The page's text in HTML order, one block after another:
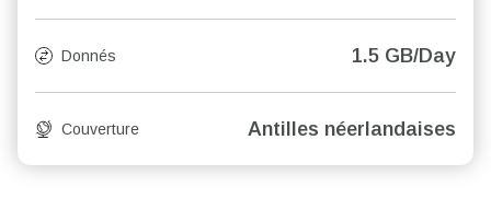
Donnés 1.5 GB/Day
Couverture Antilles néerlandaises